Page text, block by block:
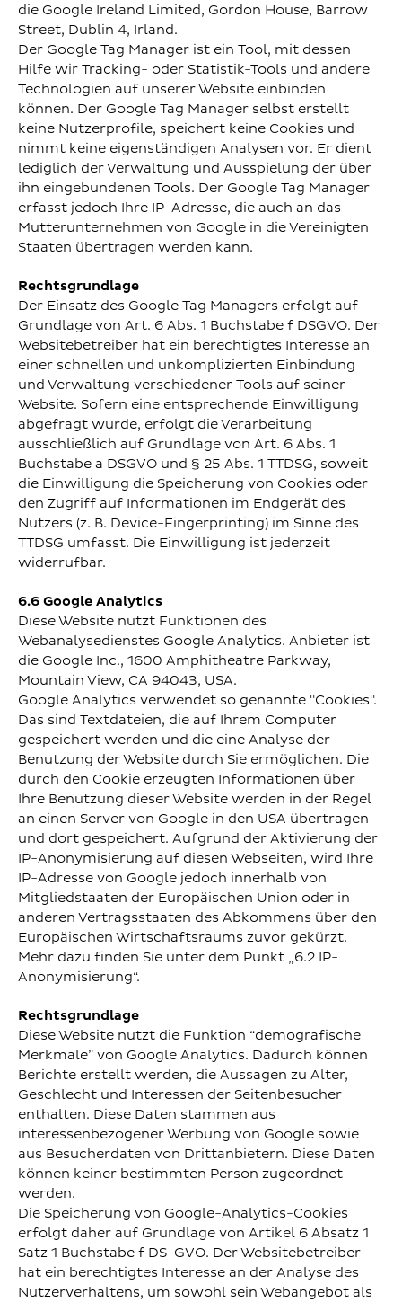
die Google Ireland Limited, Gordon House, Barrow
Street, Dublin 4, Irland.
Der Google Tag Manager ist ein Tool, mit dessen
Hilfe wir Tracking- oder Statistik-Tools und andere
Technologien auf unserer Website einbinden
können. Der Google Tag Manager selbst erstellt
keine Nutzerprofile, speichert keine Cookies und
nimmt keine eigenständigen Analysen vor. Er dient
lediglich der Verwaltung und Ausspielung der über
ihn eingebundenen Tools. Der Google Tag Manager
erfasst jedoch Ihre IP-Adresse, die auch an das
Mutterunternehmen von Google in die Vereinigten
Staaten übertragen werden kann.
Rechtsgrundlage
Der Einsatz des Google Tag Managers erfolgt auf
Grundlage von Art. 6 Abs. 1 Buchstabe f DSGVO. Der
Websitebetreiber hat ein berechtigtes Interesse an
einer schnellen und unkomplizierten Einbindung
und Verwaltung verschiedener Tools auf seiner
Website. Sofern eine entsprechende Einwilligung
abgefragt wurde, erfolgt die Verarbeitung
ausschließlich auf Grundlage von Art. 6 Abs. 1
Buchstabe a DSGVO und § 25 Abs. 1 TTDSG, soweit
die Einwilligung die Speicherung von Cookies oder
den Zugriff auf Informationen im Endgerät des
Nutzers (z. B. Device-Fingerprinting) im Sinne des
TTDSG umfasst. Die Einwilligung ist jederzeit
widerrufbar.
6.6 Google Analytics
Diese Website nutzt Funktionen des
Webanalysedienstes Google Analytics. Anbieter ist
die Google Inc., 1600 Amphitheatre Parkway,
Mountain View, CA 94043, USA.
Google Analytics verwendet so genannte "Cookies".
Das sind Textdateien, die auf Ihrem Computer
gespeichert werden und die eine Analyse der
Benutzung der Website durch Sie ermöglichen. Die
durch den Cookie erzeugten Informationen über
Ihre Benutzung dieser Website werden in der Regel
an einen Server von Google in den USA übertragen
und dort gespeichert. Aufgrund der Aktivierung der
IP-Anonymisierung auf diesen Webseiten, wird Ihre
IP-Adresse von Google jedoch innerhalb von
Mitgliedstaaten der Europäischen Union oder in
anderen Vertragsstaaten des Abkommens über den
Europäischen Wirtschaftsraums zuvor gekürzt.
Mehr dazu finden Sie unter dem Punkt „6.2 IP-
Anonymisierung“.
Rechtsgrundlage
Diese Website nutzt die Funktion “demografische
Merkmale” von Google Analytics. Dadurch können
Berichte erstellt werden, die Aussagen zu Alter,
Geschlecht und Interessen der Seitenbesucher
enthalten. Diese Daten stammen aus
interessenbezogener Werbung von Google sowie
aus Besucherdaten von Drittanbietern. Diese Daten
können keiner bestimmten Person zugeordnet
werden.
Die Speicherung von Google-Analytics-Cookies
erfolgt daher auf Grundlage von Artikel 6 Absatz 1
Satz 1 Buchstabe f DS-GVO. Der Websitebetreiber
hat ein berechtigtes Interesse an der Analyse des
Nutzerverhaltens, um sowohl sein Webangebot als